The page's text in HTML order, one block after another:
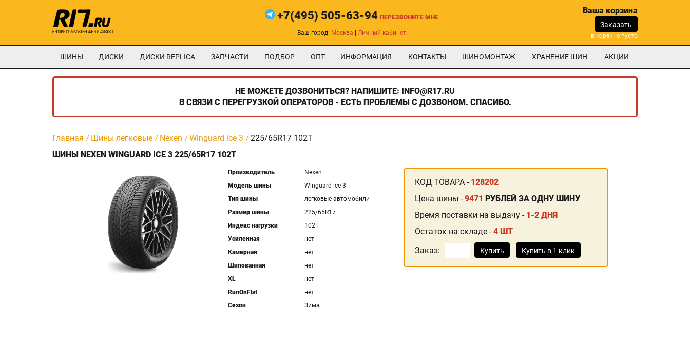
+7(495) 505-63-94 ПЕРЕЗВОНИТЕ МНЕ
Ваш город: Москва Личный кабинет
Ваша корзина
Заказать
в корзине пусто
ШИНЫ ДИСКИ ДИСКИ REPLICA ЗАПЧАСТИ ПОДБОР ОПТ ИНФОРМАЦИЯ КОНТАКТЫ ШИНОМОНТАЖ ХРАНЕНИЕ ШИН АКЦИИ
НЕ МОЖЕТЕ ДОЗВОНИТЬСЯ? НАПИШИТЕ: INFO@R17.RU
В СВЯЗИ С ПЕРЕГРУЗКОЙ ОПЕРАТОРОВ - ЕСТЬ ПРОБЛЕМЫ С ДОЗВОНОМ. СПАСИБО.
Главная Шины легковые Nexen Winguard ice 3
225/65R17 102T
ШИНЫ NEXEN WINGUARD ICE 3 225/65R17 102T
Производитель
Nexen
Модель шины
Winguard ice 3
Тип шины
легковые автомобили
Размер шины
225/65R17
Индекс нагрузки
102T
Усиленная
нет
Камерная
нет
Шипованная
нет
XL
нет
RunOnFlat
нет
Сезон
Зима
КОД ТОВАРА - 128202
Цена шины -9471 РУБЛЕЙ ЗА ОДНУ ШИНУ
Время поставки на выдачу - 1-2 ДНЯ
Остаток на складе -4 ШТ
Заказ:
Купить Купить в 1 клик